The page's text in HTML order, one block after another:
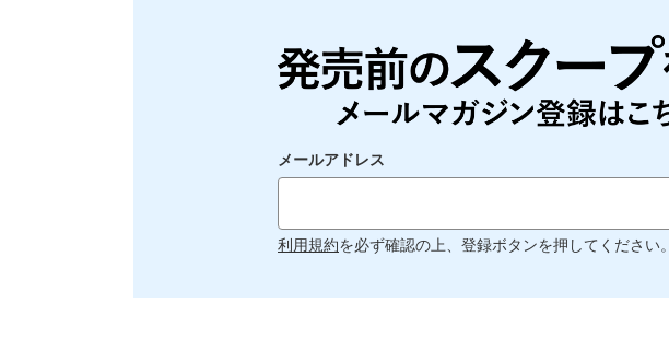
メールアドレス
利用規約を必ず確認の上、登録ボタンを押してください。